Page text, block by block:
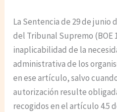
La Sentencia de 29 de junio
del Tribunal Supremo (BOE
inaplicabilidad de la
administrativa de los
en ese artículo, salvo
autorización resulte
recogidos en el artículo 4.5